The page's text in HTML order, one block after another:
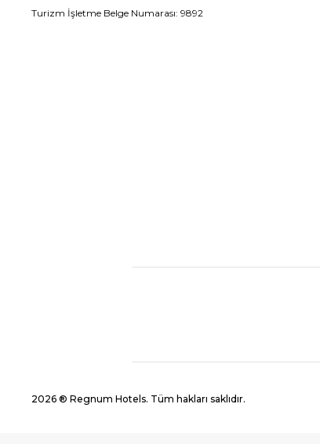
Turizm İşletme Belge Numarası: 9892
2026 ® Regnum Hotels. Tüm hakları saklıdır.